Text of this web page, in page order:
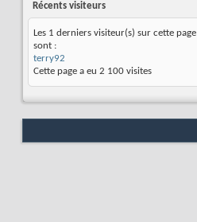
Récents visiteurs
Les 1 derniers visiteur(s) sur cette page
sont :
terry92
Cette page a eu 2 100 visites